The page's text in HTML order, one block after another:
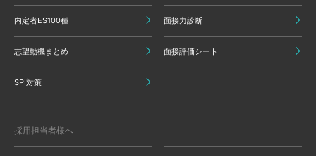
内定者ES100種 面接力診断
志望動機まとめ 面接評価シート
SPI対策
採用担当者様へ